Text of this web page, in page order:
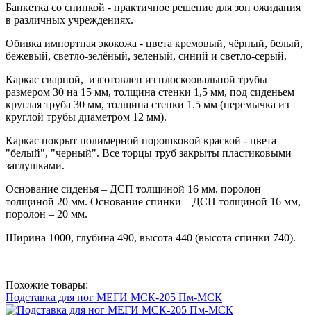
Банкетка со спинкой - практичное решение для зон ожидания
в различных учреждениях.
Обивка импортная экокожа - цвета кремовый, чёрный, белый,
бежевый, светло-зелёный, зеленый, синий и светло-серый.
Каркас сварной, изготовлен из плоскоовальной трубы
размером 30 на 15 мм, толщина стенки 1,5 мм, под сиденьем
круглая труба 30 мм, толщина стенки 1.5 мм (перемычка из
круглой трубы диаметром 12 мм).
Каркас покрыт полимерной порошковой краской - цвета
"белый", "черный". Все торцы труб закрыты пластиковыми
заглушками.
Основание сиденья – ДСП толщиной 16 мм, поролон
толщиной 20 мм. Основание спинки – ДСП толщиной 16 мм,
поролон – 20 мм.
Ширина 1000, глубина 490, высота 440 (высота спинки 740).
Похожие товары:
Подставка для ног МЕГИ МСК-205 Пм-МСК